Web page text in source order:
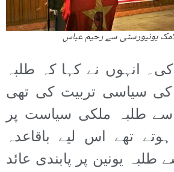
یونیورسٹی سے رحیم عباس
انہوں نے کہا کہ طلبہ
کی سیاسی تربیت کی تھی
طلبہ ملکی سیاست پر
تھے اس لیے باقاعدہ
یونین پر پابندی عائد